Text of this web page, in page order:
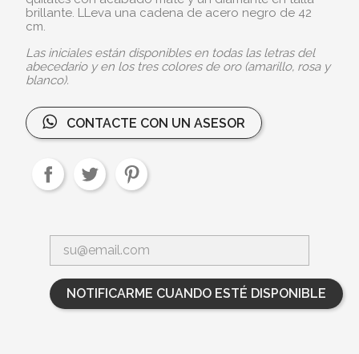
brillante. LLeva una cadena de acero negro de 42
cm.
Las iniciales están disponibles en todas las letras del
abecedario y en los tres colores de oro (amarillo, rosa y
blanco).
CONTACTE CON UN ASESOR
NOTIFICARME CUANDO ESTÉ DISPONIBLE